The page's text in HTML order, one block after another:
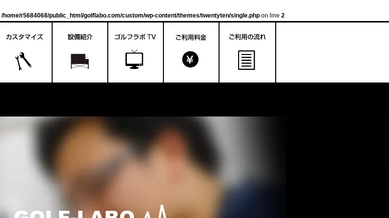
/home/r5684068/public_html/golflabo.com/custom/wp-content/themes/twentyten/single.php on line 2